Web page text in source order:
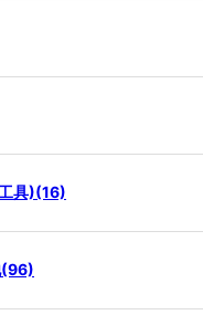
具)(16)
(96)